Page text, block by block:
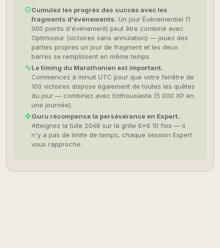
Cumulez les progrès des succès avec les
fragments d'événements. Un jour Événementiel (1
000 points d'événement) peut être combiné avec
Optimiseur (victoires sans annulation) — jouez des
parties propres un jour de fragment et les deux
barres se remplissent en même temps.
Le timing du Marathonien est important.
Commencez à minuit UTC pour que votre fenêtre de
100 victoires dispose également de toutes les quêtes
du jour — combinez avec Enthousiaste (5 000 XP en
une journée).
Guru récompense la persévérance en Expert.
Atteignez la tuile 2048 sur la grille 6×6 10 fois — il
n'y a pas de limite de temps, chaque session Expert
vous rapproche.